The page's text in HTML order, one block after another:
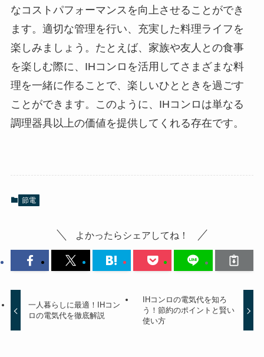
なコストパフォーマンスを向上させることができ
ます。適切な管理を行い、充実した料理ライフを
楽しみましょう。たとえば、家族や友人との食事
を楽しむ際に、IHコンロを活用してさまざまな料
理を一緒に作ることで、楽しいひとときを過ごす
ことができます。このように、IHコンロは単なる
調理器具以上の価値を提供してくれる存在です。
節電
よかったらシェアしてね！
一人暮らしに最適！IHコン
ロの電気代を徹底解説
IHコンロの電気代を知ろ
う！節約のポイントと賢い
使い方